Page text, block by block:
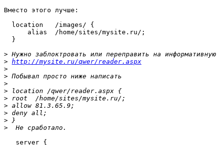
Вместо этого лучше:
  location   /images/ {
      alias  /home/sites/mysite.ru/;
  }
>
> http://mysite.ru/qwer/reader.aspx
>
>
>
>
>
>
>
>
>
   server {